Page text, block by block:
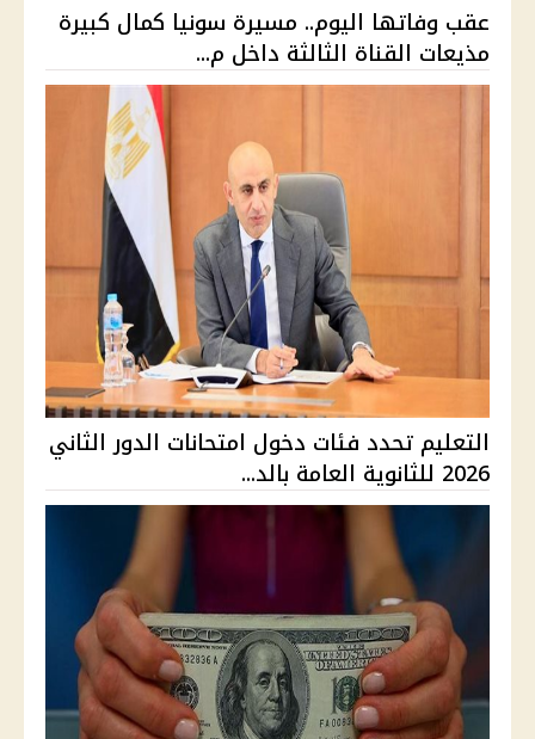
عقب وفاتها اليوم.. مسيرة سونيا كمال كبيرة
مذيعات القناة الثالثة داخل م...
التعليم تحدد فئات دخول امتحانات الدور الثاني
2026 للثانوية العامة بالد...